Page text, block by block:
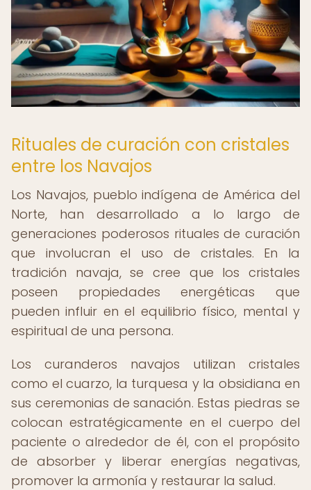
Rituales de curación con cristales
entre los Navajos
Los Navajos, pueblo indígena de América del
Norte, han desarrollado a lo largo de
generaciones poderosos rituales de curación
que involucran el uso de cristales. En la
tradición navaja, se cree que los cristales
poseen propiedades energéticas que
pueden influir en el equilibrio físico, mental y
espiritual de una persona.
Los curanderos navajos utilizan cristales
como el cuarzo, la turquesa y la obsidiana en
sus ceremonias de sanación. Estas piedras se
colocan estratégicamente en el cuerpo del
paciente o alrededor de él, con el propósito
de absorber y liberar energías negativas,
promover la armonía y restaurar la salud.